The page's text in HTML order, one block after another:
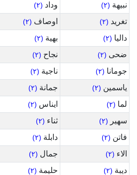
نبيهة (٢) وداد (٢)
تغريد (٢) اوصاف (٢)
داليا (٢) بهية (٢)
ضحى (٢) نجاح (٢)
جومانا (٢) ناجية (٢)
ياسمين (٢) جمانة (٢)
لما (٢) ايناس (٢)
سهير (٢) ثناء (٢)
فاتن (٢) دابلة (٢)
الاء (٢) جمال (٢)
ديبة (٢) حليمة (٢)